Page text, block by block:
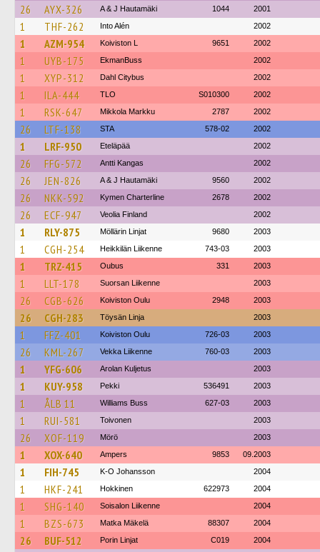
26 AYX-326 A & J Hautamäki 1044 2001
1 THF-262 Into Alén 2002
1 AZM-954 Koiviston L 9651 2002
1 UYB-175 EkmanBuss 2002
1 XYP-312 Dahl Citybus 2002
1 ILA-444 TLO S010300 2002
1 RSK-647 Mikkola Markku 2787 2002
26 LTF-138 STA 578-02 2002
1 LRF-950 Eteläpää 2002
26 FFG-572 Antti Kangas 2002
26 JEN-826 A & J Hautamäki 9560 2002
26 NKK-592 Kymen Charterline 2678 2002
26 ECF-947 Veolia Finland 2002
1 RLY-875 Möllärin Linjat 9680 2003
1 CGH-254 Heikkilän Liikenne 743-03 2003
1 TRZ-415 Oubus 331 2003
1 LLT-178 Suorsan Liikenne 2003
26 CGB-626 Koiviston Oulu 2948 2003
26 CGH-283 Töysän Linja 2003
1 FFZ-401 Koiviston Oulu 726-03 2003
26 KML-267 Vekka Liikenne 760-03 2003
1 YFG-606 Arolan Kuljetus 2003
1 KUY-958 Pekki 536491 2003
1 ÅLB 11 Williams Buss 627-03 2003
1 RUI-581 Toivonen 2003
26 XOF-119 Mörö 2003
1 XOX-640 Ampers 9853 09.2003
1 FIH-745 K-O Johansson 2004
1 HKF-241 Hokkinen 622973 2004
1 SHG-140 Soisalon Liikenne 2004
1 BZS-673 Matka Mäkelä 88307 2004
26 BUF-512 Porin Linjat C019 2004